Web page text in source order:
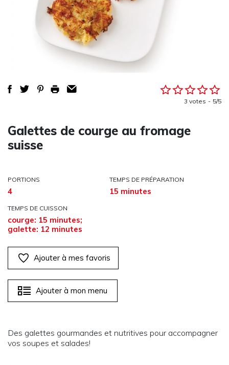
3 votes 5/5
Galettes de courge au fromage
suisse
PORTIONS
4
TEMPS DE PRÉPARATION
15 minutes
TEMPS DE CUISSON
courge: 15 minutes;
galette: 12 minutes
Ajouter à mes favoris
Ajouter à mon menu
Des galettes gourmandes et nutritives pour accompagner
vos soupes et salades!